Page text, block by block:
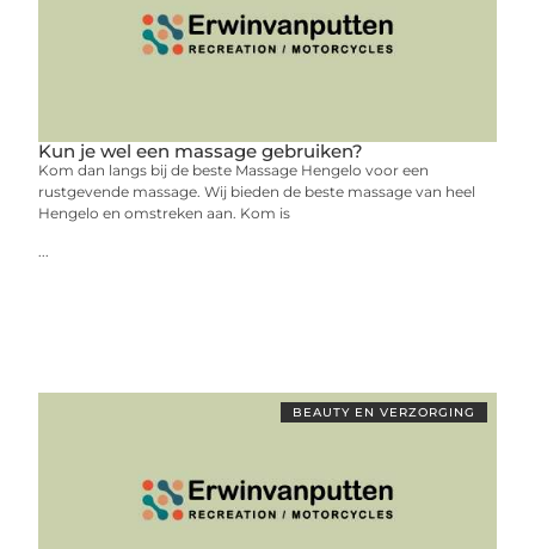
Kun je wel een massage gebruiken?
Kom dan langs bij de beste Massage Hengelo voor een
rustgevende massage. Wij bieden de beste massage van heel
Hengelo en omstreken aan. Kom is
BEAUTY EN VERZORGING